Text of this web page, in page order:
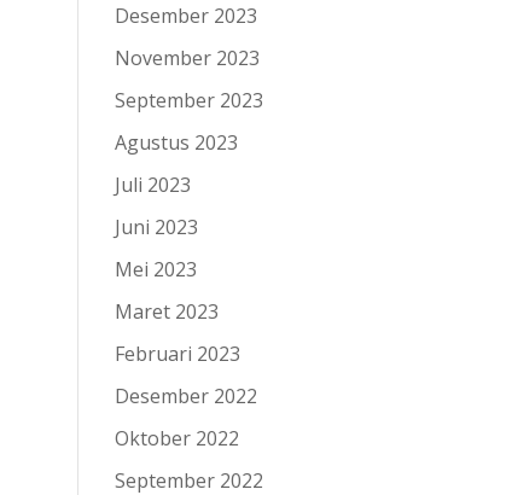
Desember 2023
November 2023
September 2023
Agustus 2023
Juli 2023
Juni 2023
Mei 2023
Maret 2023
Februari 2023
Desember 2022
Oktober 2022
September 2022